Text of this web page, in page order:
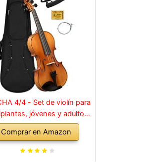
4/4 - Set de violín para
jóvenes y adultos,
macizo con arco, colofonia,
de repuesto, soporte
hombro, maletín, abeto
Comprar en Amazon